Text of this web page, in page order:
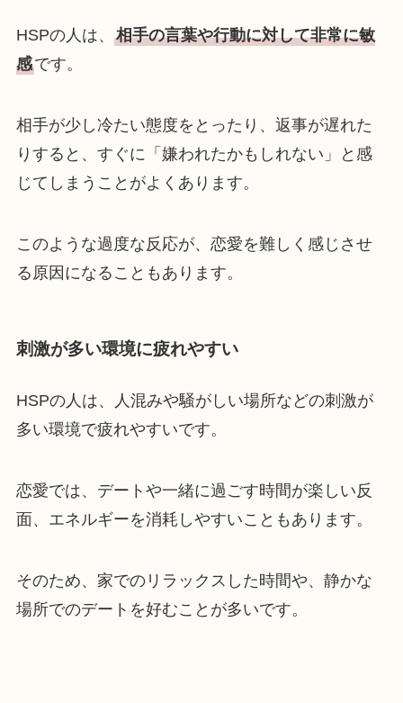
HSPの人は、 相手の言葉や行動に対して非常に敏
感です。
相手が少し冷たい態度をとったり、返事が遅れた
りすると、すぐに「嫌われたかもしれない」と感
じてしまうことがよくあります。
このような過度な反応が、恋愛を難しく感じさせ
る原因になることもあります。
刺激が多い環境に疲れやすい
HSPの人は、人混みや騒がしい場所などの刺激が
多い環境で疲れやすいです。
恋愛では、デートや一緒に過ごす時間が楽しい反
面、エネルギーを消耗しやすいこともあります。
そのため、家でのリラックスした時間や、静かな
場所でのデートを好むことが多いです。